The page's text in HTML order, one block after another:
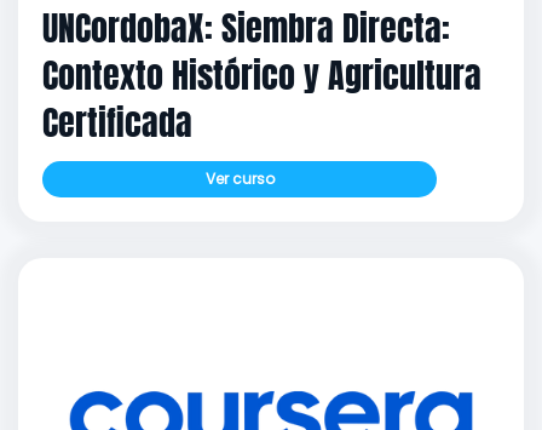
UNCordobaX: Siembra Directa:
Contexto Histórico y Agricultura
Certificada
Ver curso